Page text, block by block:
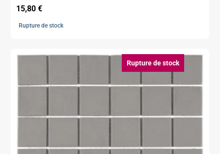
15,80€
Rupture de stock
Rupture de stock